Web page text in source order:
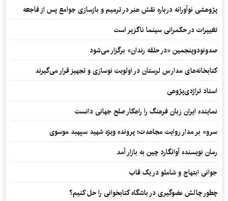
پژوهشی نوآورانه درباره نقش هنر در ترمیم و بازسازی جوامع پس از فاجعه
تغییرات در حکمرانی سینما ناگزیر است
صدونودوپنجمین «در حلقه رندان» برگزار می‌شود
کتابخانه‌های مدارس لرستان در اولویت نوسازی و تجهیز قرار می‌گیرند
استاد تراژدی‌پژوهی
نماینده ایران زبان فرهنگ را راهکار صلح جهانی دانست
سرو» بر مدار روایت مجاهدت؛ پرونده ویژه شهید سپهبد موسوی
رمان نویسنده آوانگارد چین به بازار آمد
جوانی ابتهاج و شاملو در یک قاب
چطور چالش عضوگیری در باشگاه کتابخوانی را حل کنیم؟